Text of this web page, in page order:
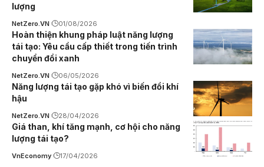
lượng
NetZero.VN 01/08/2026
Hoàn thiện khung pháp luật năng lượng
tái tạo: Yêu cầu cấp thiết trong tiến trình
chuyển đổi xanh
NetZero.VN 06/05/2026
Năng lượng tái tạo gặp khó vì biến đổi khí
hậu
NetZero.VN 28/04/2026
Giá than, khí tăng mạnh, cơ hội cho năng
lượng tái tạo?
VnEconomy 17/04/2026